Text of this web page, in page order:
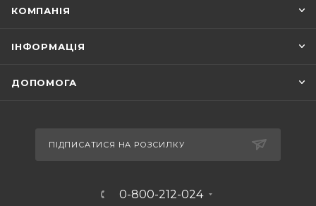
КОМПАНІЯ
ІНФОРМАЦІЯ
ДОПОМОГА
ПІДПИСАТИСЯ НА РОЗСИЛКУ
0-800-212-024